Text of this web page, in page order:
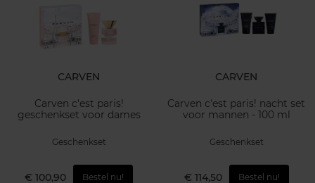
CARVEN
Carven c'est paris!
geschenkset voor dames
Geschenkset
€ 100,90 Bestel nu!
CARVEN
Carven c'est paris! nacht set
voor mannen - 100 ml
Geschenkset
€ 114,50 Bestel nu!